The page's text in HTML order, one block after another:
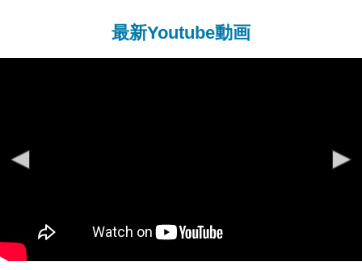
最新Youtube動画